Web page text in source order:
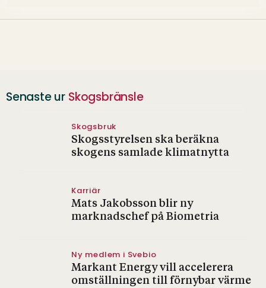
Senaste ur Skogsbränsle
Skogsbruk
Skogsstyrelsen ska beräkna
skogens samlade klimatnytta
Karriär
Mats Jakobsson blir ny
marknadschef på Biometria
Ny medlem i Svebio
Markant Energy vill accelerera
omställningen till förnybar värme